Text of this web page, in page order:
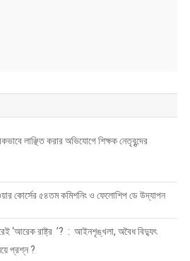
লাঞ্ছিত করার অভিযোগে শিক্ষক নেতৃবৃন্দের
কোর্সের ৫৪তম কমিশনিং ও ফেলোশিপ ডে উদ্‌যাপন
‘আরেক রাষ্ট্র ’? : আইনশৃঙ্খলা, অবৈধ বিদ্যুৎ
প্রশ্ন ?